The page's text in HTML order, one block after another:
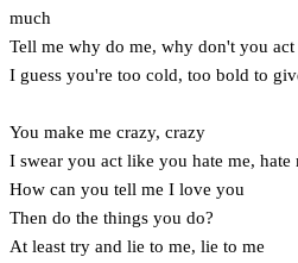
much
Tell me why do me, why don't you
I guess you're too cold, too bold to
You make me crazy, crazy
I swear you act like you hate me, hate
How can you tell me I love you
Then do the things you do?
At least try and lie to me, lie to me